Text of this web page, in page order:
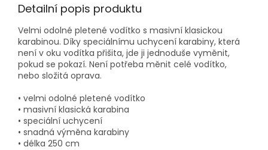
Detailní popis produktu
Velmi odolné pletené vodítko s masivní klasickou
karabinou. Díky speciálnímu uchycení karabiny, která
není v oku vodítka přišita, jde ji jednoduše vyměnit,
pokud se pokazí. Není potřeba měnit celé vodítko,
nebo složitá oprava.
• velmi odolné pletené vodítko
• masivní klasická karabina
• speciální uchycení
• snadná výměna karabiny
• délka 250 cm